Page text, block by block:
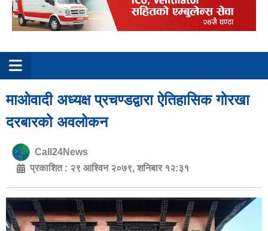
माओवादी अध्यक्ष प्रचण्डद्वारा ऐतिहासिक गोरखा
दरबारको अवलोकन
Call24News
प्रकाशित : २९ आश्विन २०७९, शनिबार १२:३१